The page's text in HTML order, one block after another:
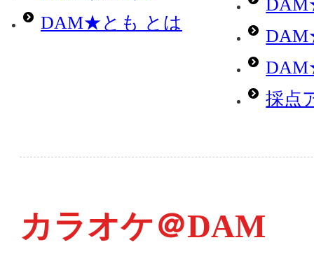
DAM★とも とは
採点
カラオケ＠DAM